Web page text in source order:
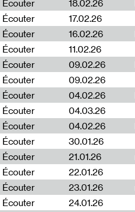
Écouter
18.02.26
Écouter
17.02.26
Écouter
16.02.26
Écouter
11.02.26
Écouter
09.02.26
Écouter
09.02.26
Écouter
04.02.26
Écouter
04.03.26
Écouter
04.02.26
Écouter
30.01.26
Écouter
21.01.26
Écouter
22.01.26
Écouter
23.01.26
Écouter
24.01.26